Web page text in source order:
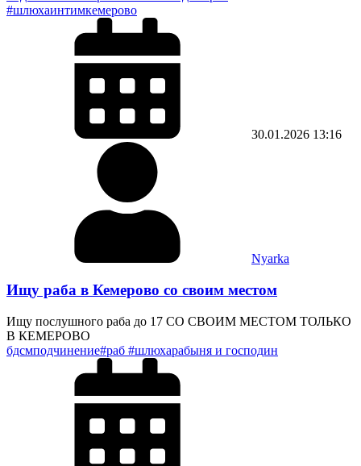
#шлюхаинтимкемерово
30.01.2026 13:16
Nyarka
Ищу раба в Кемерово со своим местом
Ищу послушного раба до 17 СО СВОИМ МЕСТОМ ТОЛЬКО
В КЕМЕРОВО
бдсмподчинение#раб #шлюхарабыня и господин